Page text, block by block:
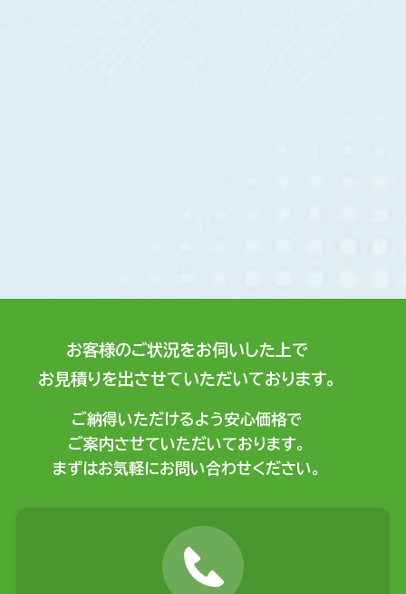
お客様のご状況をお伺いした上で
お見積りを出させていただいております。
ご納得いただけるよう安心価格で
ご案内させていただいております。
まずはお気軽にお問い合わせください。